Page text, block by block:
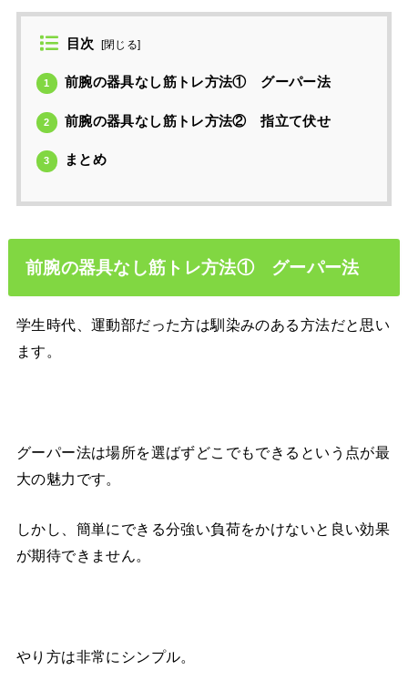
目次 [閉じる]
1 前腕の器具なし筋トレ方法① グーパー法
2 前腕の器具なし筋トレ方法② 指立て伏せ
3 まとめ
前腕の器具なし筋トレ方法① グーパー法
学生時代、運動部だった方は馴染みのある方法だと思い
ます。
グーパー法は場所を選ばずどこでもできるという点が最
大の魅力です。
しかし、簡単にできる分強い負荷をかけないと良い効果
が期待できません。
やり方は非常にシンプル。